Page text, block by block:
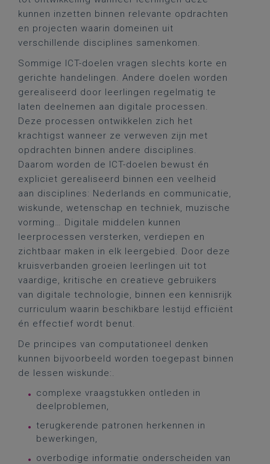
kunnen inzetten binnen relevante opdrachten
en projecten waarin domeinen uit
verschillende disciplines samenkomen.
Sommige ICT-doelen vragen slechts korte en
gerichte handelingen. Andere doelen worden
gerealiseerd door leerlingen regelmatig te
laten deelnemen aan digitale processen.
Deze processen ontwikkelen zich het
krachtigst wanneer ze verweven zijn met
opdrachten binnen andere disciplines.
Daarom worden de ICT-doelen bewust én
expliciet gerealiseerd binnen een veelheid
aan disciplines: Nederlands en communicatie,
wiskunde, wetenschap en techniek, muzische
vorming… Digitale middelen kunnen
leerprocessen versterken, verdiepen en
zichtbaar maken in elk leergebied. Door deze
kruisverbanden groeien leerlingen uit tot
vaardige, kritische en creatieve gebruikers
van digitale technologie, binnen een kennisrijk
curriculum waarin beschikbare lestijd efficiënt
én effectief wordt benut.
De principes van computationeel denken
kunnen bijvoorbeeld worden toegepast binnen
de lessen wiskunde:.
complexe vraagstukken ontleden in
deelproblemen,
terugkerende patronen herkennen in
bewerkingen,
overbodige informatie onderscheiden van